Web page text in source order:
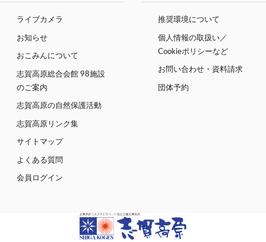
ライブカメラ
お知らせ
おこみんについて
志賀高原総合会館 98施設
のご案内
志賀高原の自然保護活動
志賀高原リンク集
サイトマップ
よくある質問
会員ログイン
推奨環境について
個人情報の取扱い／
Cookieポリシーなど
お問い合わせ・資料請求
団体予約